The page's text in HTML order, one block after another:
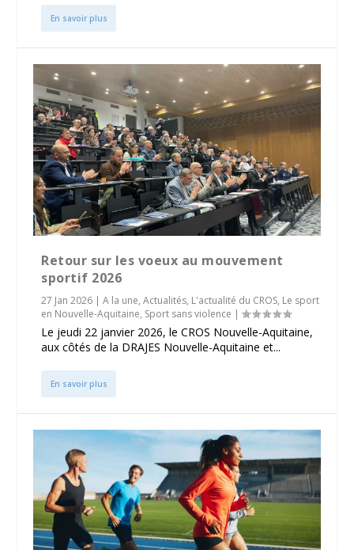
En savoir plus
Retour sur les voeux au mouvement
sportif 2026
27 Jan 2026 |A la une,Actualités, L'actualité du CROS, Le sport
en Nouvelle-Aquitaine, Sport sans violence |
Le jeudi 22 janvier 2026, le CROS Nouvelle-Aquitaine,
aux côtés de la DRAJES Nouvelle-Aquitaine et...
En savoir plus